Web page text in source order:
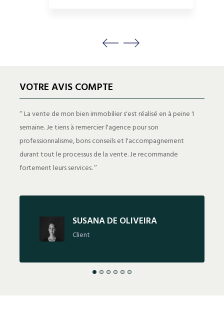
VOTRE AVIS COMPTE
‘‘ La vente de mon bien immobilier s'est réalisé en à peine 1
semaine. Je tiens à remercier l'agence pour son
professionnalisme, bons conseils et l'accompagnement
durant tout le processus de la vente. Je recommande
fortement leurs services. ’’
SUSANA DE OLIVEIRA
Client